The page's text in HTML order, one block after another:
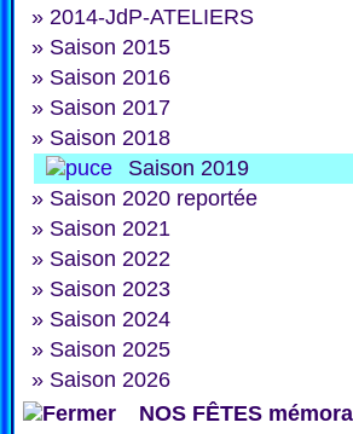
» 2014-JdP-ATELIERS
» Saison 2015
» Saison 2016
» Saison 2017
» Saison 2018
Saison 2019
» Saison 2020 reportée
» Saison 2021
» Saison 2022
» Saison 2023
» Saison 2024
» Saison 2025
» Saison 2026
NOS FÊTES